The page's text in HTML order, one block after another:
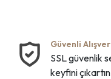
Güvenli
SSL güvenlik
keyfini